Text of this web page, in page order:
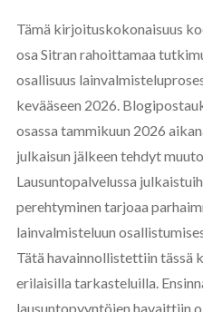
Tämä kirjoituskokonaisuus
osa Sitran rahoittamaa
osallisuus
kevääseen 2026.
osassa tammikuun 2026
julkaisun jälkeen tehdyt
Lausuntopalvelussa
perehtyminen tarjoaa
lainvalmisteluun
Tätä havainnollistettiin tässä
erilaisilla tarkasteluilla.
lausuntopyyntöjen havaittiin